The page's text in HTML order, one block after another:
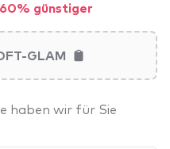
günstiger
GLAM
haben wir für Sie